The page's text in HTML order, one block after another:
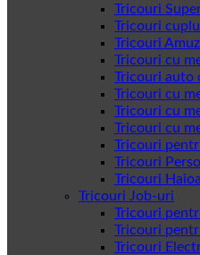
Tricouri
Tricouri
Tricouri
Tricouri cu
Tricouri auto
Tricouri cu
Tricouri cu
Tricouri cu
Tricouri
Tricouri
Tricouri
Tricouri Job-uri
Tricouri
Tricouri
Tricouri